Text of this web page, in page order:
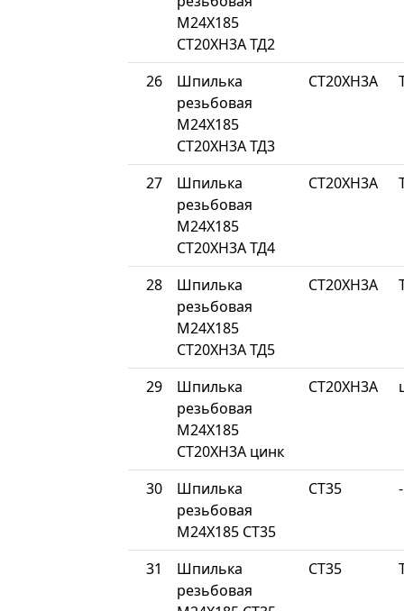
М24Х185
СТ20ХН3А ТД2
26
Шпилька
резьбовая
М24Х185
СТ20ХН3А ТД3
СТ20ХН3А
27
Шпилька
резьбовая
М24Х185
СТ20ХН3А ТД4
СТ20ХН3А
28
Шпилька
резьбовая
М24Х185
СТ20ХН3А ТД5
СТ20ХН3А
29
Шпилька
резьбовая
М24Х185
СТ20ХН3А цинк
СТ20ХН3А
30
Шпилька
резьбовая
М24Х185 СТ35
СТ35 -
31
Шпилька
резьбовая
СТ35